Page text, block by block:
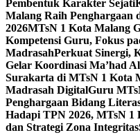
Pembentuk Karakter Sejati
Malang Raih
2026MTsN 1 Kota Malang
Kompetensi Guru, Fokus
MadrasahPerkuat Sinergi,
Gelar Koordinasi Ma’had
Surakarta di MTsN 1 Kota
Madrasah DigitalGuru
Penghargaan Bidang
Hadapi TPN 2026, MTsN
dan Strategi Zona Integritas